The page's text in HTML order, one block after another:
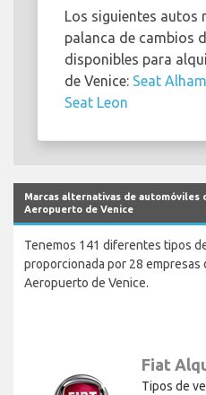
Los siguientes autos
palanca de cambios
disponibles para
de Venice: Seat
Seat Leon
Marcas alternativas de automóviles
Aeropuerto de Venice
Tenemos 141 diferentes tipos
proporcionada por 28 empresas
Aeropuerto de Venice.
Fiat
Tipos de